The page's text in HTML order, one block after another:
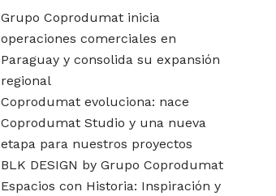
Grupo Coprodumat inicia
operaciones comerciales en
Paraguay y consolida su expansión
regional
Coprodumat evoluciona: nace
Coprodumat Studio y una nueva
etapa para nuestros proyectos
BLK DESIGN by Grupo Coprodumat
Espacios con Historia: Inspiración y